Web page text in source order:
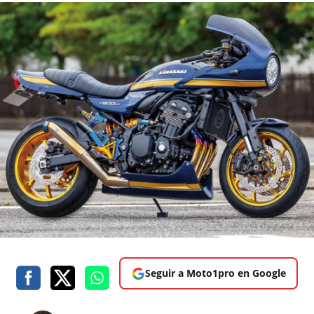
Seguir a Moto1pro en Google